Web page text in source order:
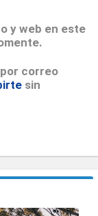
y web en este
correo
sin